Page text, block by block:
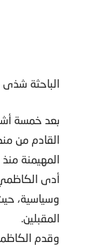
الباحثة
بعد خمسة
القادم من
المهيمنة منذ عام 2003، مع رفض بعض الوزارات وتأجيل
أدى
وسياسية،
المقبلين.
وقدم